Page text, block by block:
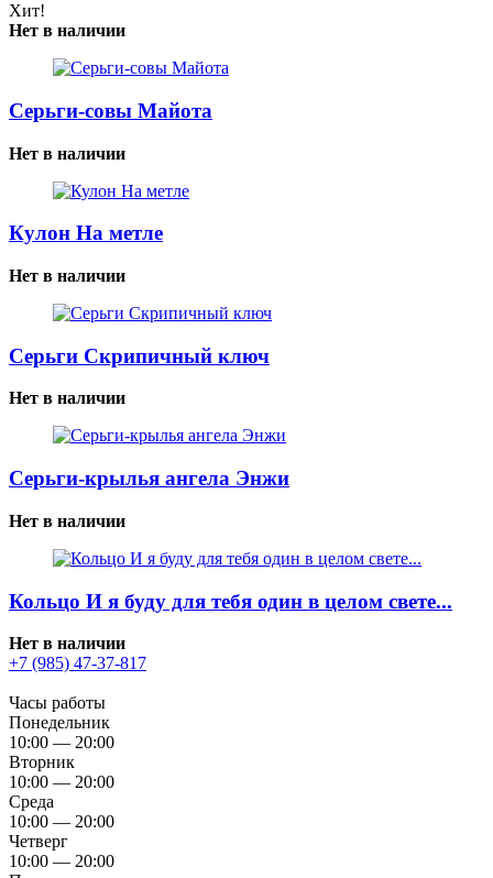
Хит!
Нет в наличии
Серьги-совы Майота
Нет в наличии
Кулон На метле
Нет в наличии
Серьги Скрипичный ключ
Нет в наличии
Серьги-крылья ангела Энжи
Нет в наличии
Кольцо И я буду для тебя один в целом свете...
Нет в наличии
+7 (985) 47-37-817
Часы работы
Понедельник
10:00 — 20:00
Вторник
10:00 — 20:00
Среда
10:00 — 20:00
Четверг
10:00 — 20:00